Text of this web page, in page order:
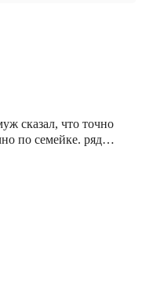
сказал, что точно
по семейке. рядом
будет, еще и